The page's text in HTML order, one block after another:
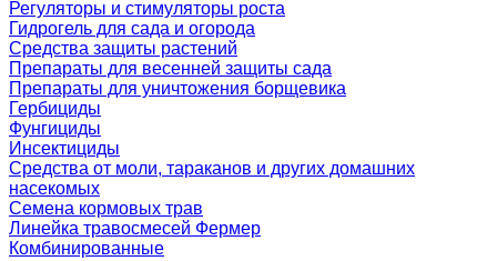
Регуляторы и стимуляторы роста
Гидрогель для сада и огорода
Средства защиты растений
Препараты для весенней защиты сада
Препараты для уничтожения борщевика
Гербициды
Фунгициды
Инсектициды
Средства от моли, тараканов и других домашних
насекомых
Семена кормовых трав
Линейка травосмесей Фермер
Комбинированные